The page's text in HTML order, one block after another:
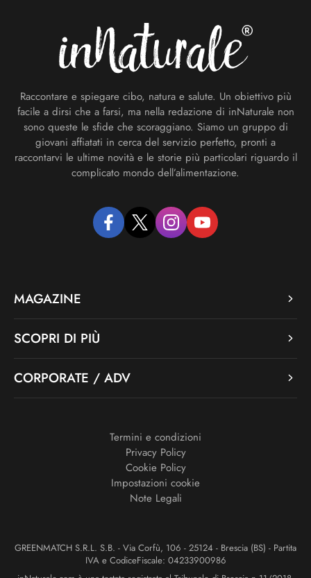
Raccontare e spiegare cibo, natura e salute. Un obiettivo più
facile a dirsi che a farsi, ma nella redazione di inNaturale non
sono queste le sfide che scoraggiano. Siamo un gruppo di
giovani affiatati in cerca del servizio perfetto, pronti a
raccontarvi le ultime novità e le storie più particolari riguardo il
complicato mondo dell’alimentazione.
facebooktwitter instagramyoutube
MAGAZINE
SCOPRI DI PIÙ
CORPORATE / ADV
Termini e condizioni
Privacy Policy
Cookie Policy
Impostazioni cookie
Note Legali
GREENMATCH S.R.L. S.B. - Via Corfù, 106 - 25124 - Brescia (BS) - Partita
IVA e CodiceFiscale: 04233900986